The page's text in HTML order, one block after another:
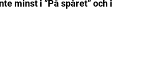
minst i ”På spåret” och i